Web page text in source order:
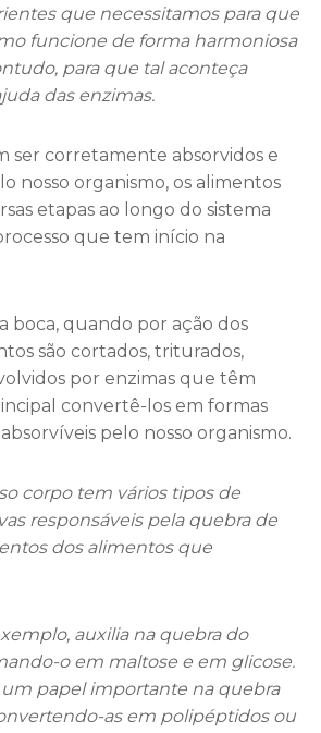
que necessitamos para que
funcione de forma harmoniosa
para que tal aconteça
das enzimas.
ser corretamente absorvidos e
nosso organismo, os alimentos
etapas ao longo do sistema
que tem início na
boca, quando por ação dos
são cortados, triturados,
por enzimas que têm
convertê-los em formas
pelo nosso organismo.
corpo tem vários tipos de
responsáveis pela quebra de
dos alimentos que
auxilia na quebra do
o em maltose e em glicose.
papel importante na quebra
as em polipéptidos ou